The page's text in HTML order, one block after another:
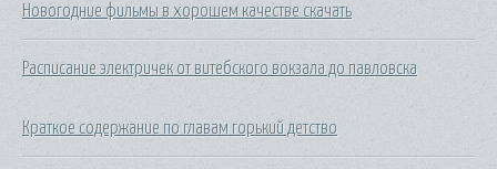
Новогодние фильмы в хорошем качестве скачать
Расписание электричек от витебского вокзала до павловска
Краткое содержание по главам горький детство